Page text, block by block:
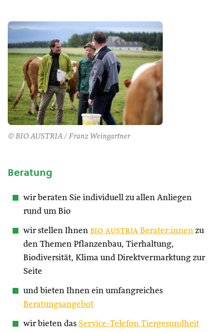
© BIO AUSTRIA / Franz Weingartner
Beratung
wir beraten Sie individuell zu allen Anliegen
rund um Bio
wir stellen Ihnen bio austria Berater:innen zu
den Themen Pflanzenbau, Tierhaltung,
Biodiversität, Klima und Direktvermarktung zur
Seite
und bieten Ihnen ein umfangreiches
Beratungsangebot
wir bieten das Service-Telefon Tiergesundheit